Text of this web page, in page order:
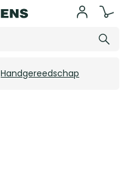
Handgereedschap